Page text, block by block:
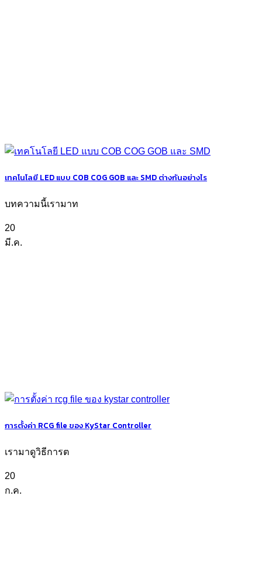
เทคโนโลยี LED แบบ COB COG GOB และ SMD ต่างกันอย่างไร
บทความนี้เรามาท
20
มี.ค.
การตั้งค่า RCG file ของ KyStar Controller
เรามาดูวิธีการต
20
ก.ค.